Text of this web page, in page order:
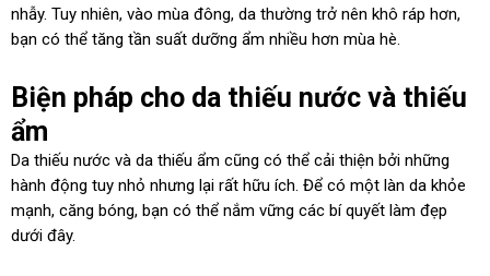
nhẫy. Tuy nhiên, vào mùa đông, da thường trở nên khô ráp hơn,
bạn có thể tăng tần suất dưỡng ẩm nhiều hơn mùa hè.
Biện pháp cho da thiếu nước và thiếu
ẩm
Da thiếu nước và da thiếu ẩm cũng có thể cải thiện bởi những
hành động tuy nhỏ nhưng lại rất hữu ích. Để có một làn da khỏe
mạnh, căng bóng, bạn có thể nắm vững các bí quyết làm đẹp
dưới đây.